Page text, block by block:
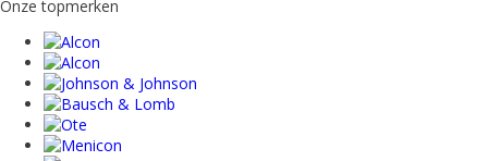
Onze topmerken